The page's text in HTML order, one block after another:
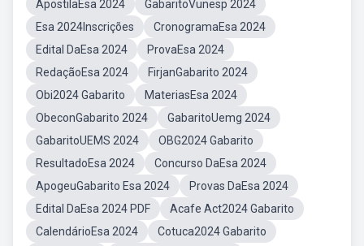
ApostilaEsa 2024
GabaritoVunesp 2024
Esa 2024Inscrições
CronogramaEsa 2024
Edital DaEsa 2024
ProvaEsa 2024
RedaçãoEsa 2024
FirjanGabarito 2024
Obi2024 Gabarito
MateriasEsa 2024
ObeconGabarito 2024
GabaritoUemg 2024
GabaritoUEMS 2024
OBG2024 Gabarito
ResultadoEsa 2024
Concurso DaEsa 2024
ApogeuGabarito Esa 2024
Provas DaEsa 2024
Edital DaEsa 2024 PDF
Acafe Act2024 Gabarito
CalendárioEsa 2024
Cotuca2024 Gabarito